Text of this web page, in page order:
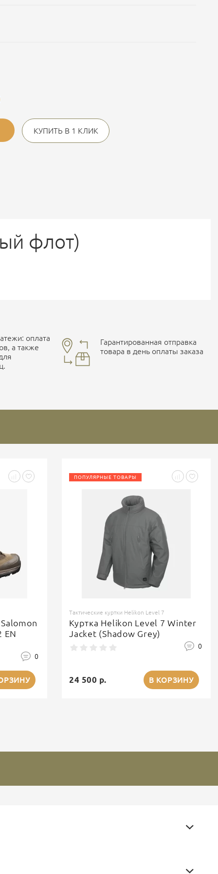
КУПИТЬ В 1 КЛИК
флот)
оплата
а также
Гарантированная отправка
товара в день оплаты заказа
EN
0
ПОПУЛЯРНЫЕ ТОВАРЫ
Тактические куртки Helikon Level 7
Куртка Helikon Level 7 Winter
Jacket (Shadow Grey)
0
24 500 р. В КОРЗИНУ